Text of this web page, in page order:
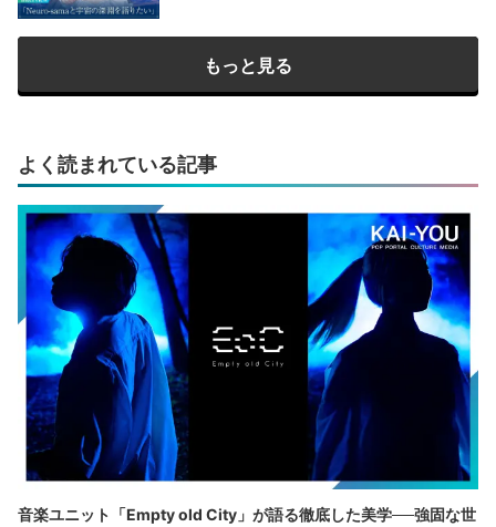
もっと見る
よく読まれている記事
音楽ユニット「Empty old City」が語る徹底した美学──強固な世